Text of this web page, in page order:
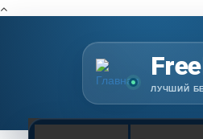
ЛУЧШИЙ